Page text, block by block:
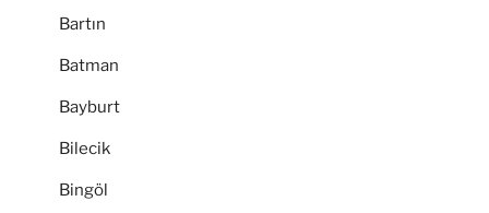
Bartın
Batman
Bayburt
Bilecik
Bingöl